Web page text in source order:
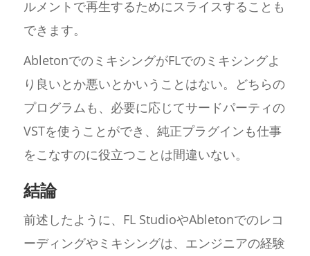
ルメントで再生するためにスライスすることも
できます。
AbletonでのミキシングがFLでのミキシングよ
り良いとか悪いとかいうことはない。どちらの
プログラムも、必要に応じてサードパーティの
VSTを使うことができ、純正プラグインも仕事
をこなすのに役立つことは間違いない。
結論
前述したように、FL StudioやAbletonでのレコ
ーディングやミキシングは、エンジニアの経験